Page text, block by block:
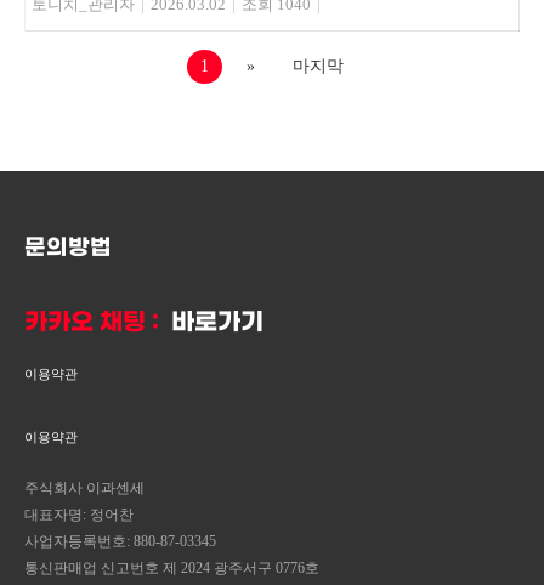
토니치_관리자 | 2026.03.02 | 조회 1040 |
1 » 마지막
문의방법
카카오 채팅 : 바로가기
이용약관
이용약관
주식회사 이과센세
대표자명: 정어찬
사업자등록번호: 880-87-03345
통신판매업 신고번호 제 2024 광주서구 0776호